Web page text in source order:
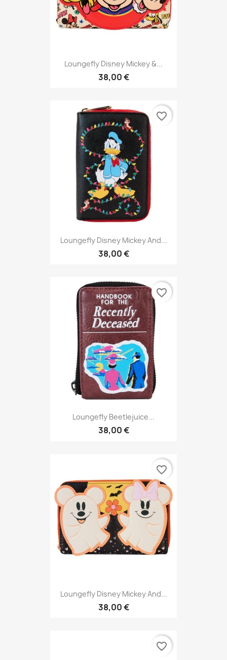
Loungefly Disney Mickey &...
38,00 €
Loungefly Disney Mickey And...
38,00 €
favorite_border
Loungefly Beetlejuice...
38,00 €
favorite_border
Loungefly Disney Mickey And...
38,00 €
favorite_border
favorite_border